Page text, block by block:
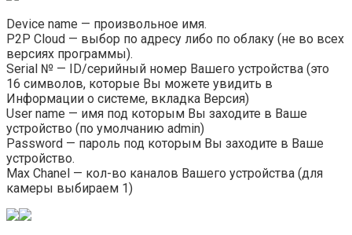
Device name — произвольное имя.
P2P Cloud — выбор по адресу либо по облаку (не во всех
версиях программы).
Serial № — ID/серийный номер Вашего устройства (это
16 символов, которые Вы можете увидить в
Информации о системе, вкладка Версия)
User name — имя под которым Вы заходите в Ваше
устройство (по умолчанию admin)
Password — пароль под которым Вы заходите в Ваше
устройство.
Max Chanel — кол-во каналов Вашего устройства (для
камеры выбираем 1)